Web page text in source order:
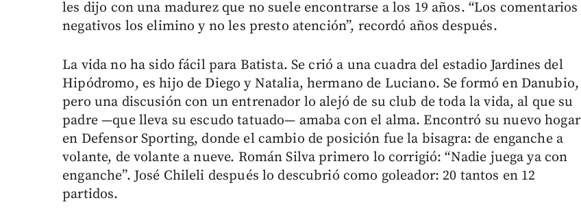
les dijo con una madurez que no suele encontrarse a los 19 años. “Los comentarios
negativos los elimino y no les presto atención”, recordó años después.
La vida no ha sido fácil para Batista. Se crió a una cuadra del estadio Jardines del
Hipódromo, es hijo de Diego y Natalia, hermano de Luciano. Se formó en Danubio,
pero una discusión con un entrenador lo alejó de su club de toda la vida, al que su
padre —que lleva su escudo tatuado— amaba con el alma. Encontró su nuevo hogar
en Defensor Sporting, donde el cambio de posición fue la bisagra: de enganche a
volante, de volante a nueve. Román Silva primero lo corrigió: “Nadie juega ya con
enganche”. José Chileli después lo descubrió como goleador: 20 tantos en 12
partidos.